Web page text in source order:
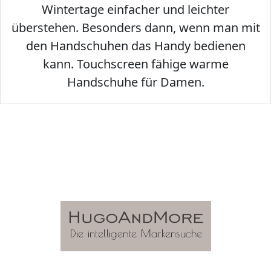
Wintertage einfacher und leichter
überstehen. Besonders dann, wenn man mit
den Handschuhen das Handy bedienen
kann. Touchscreen fähige warme
Handschuhe für Damen.